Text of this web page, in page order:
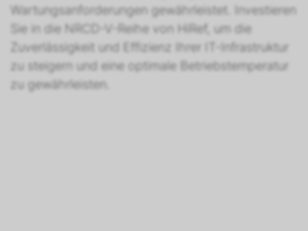
Wartungsanforderungen gewährleistet. Investieren
Sie in die NRCD-V-Reihe von HiRef, um die
Zuverlässigkeit und Effizienz Ihrer IT-Infrastruktur
zu steigern und eine optimale Betriebstemperatur
zu gewährleisten.